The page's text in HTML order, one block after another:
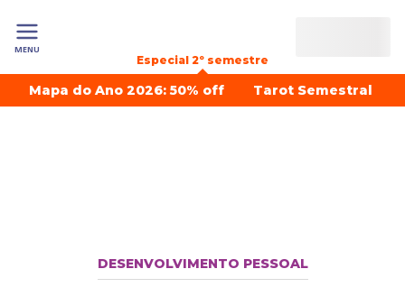
MENU
Especial 2º semestre
Mapa do Ano 2026: 50% off Tarot Semestral
DESENVOLVIMENTO PESSOAL